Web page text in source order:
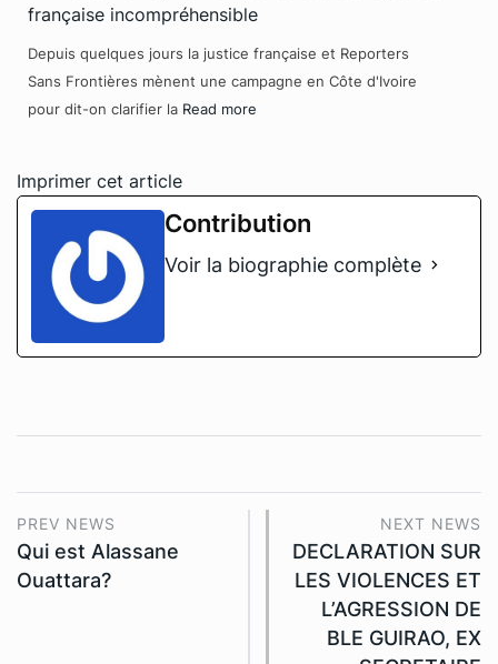
Depuis quelques jours la justice française et Reporters
Sans Frontières mènent une campagne en Côte d'Ivoire
pour dit-on clarifier la Read more
Imprimer cet article
Contribution
Voir la biographie complète
PREV NEWS
Qui est Alassane
Ouattara?
NEXT NEWS
DECLARATION SUR
LES VIOLENCES ET
L’AGRESSION DE
BLE GUIRAO, EX